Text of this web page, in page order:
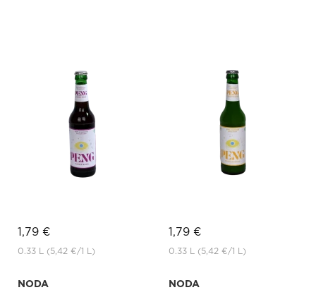
1,79 €
0.33 L (5,42 €/1 L)
1,79 €
0.33 L (5,42 €/1 L)
NODA
NODA